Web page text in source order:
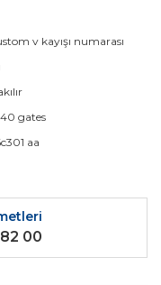
ve diğer
v kayışı numarası
gates
aa
00